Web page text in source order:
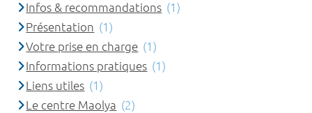
Infos & recommandations (1)
Présentation (1)
Votre prise en charge (1)
Informations pratiques (1)
Liens utiles (1)
Le centre Maolya (2)